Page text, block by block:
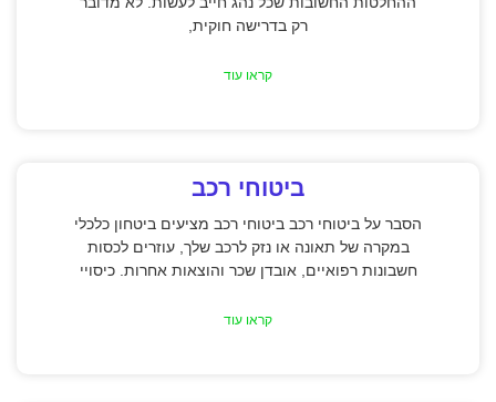
רק בדרישה חוקית,
קראו עוד
ביטוחי רכב
הסבר על ביטוחי רכב ביטוחי רכב מציעים ביטחון כלכלי
במקרה של תאונה או נזק לרכב שלך, עוזרים לכסות
חשבונות רפואיים, אובדן שכר והוצאות אחרות. כיסויי
קראו עוד